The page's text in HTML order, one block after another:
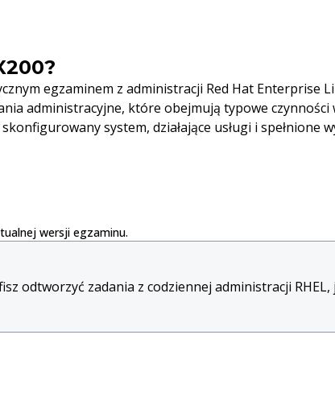
egzaminem z administracji Red Hat Enterprise
administracyjne, które obejmują typowe
system, działające usługi i spełnione
wersji egzaminu.
odtworzyć zadania z codziennej administracji